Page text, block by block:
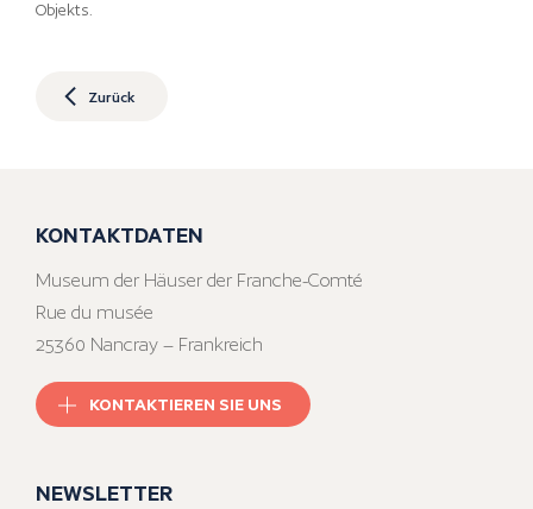
Objekts.
Zurück
KONTAKTDATEN
Museum der Häuser der Franche-Comté
Rue du musée
25360 Nancray – Frankreich
KONTAKTIEREN SIE UNS
NEWSLETTER